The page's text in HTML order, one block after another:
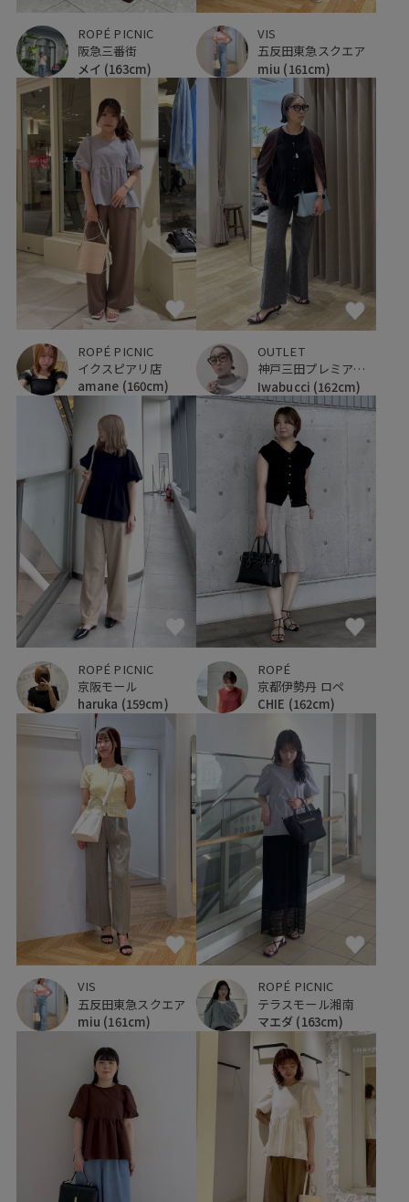
ROPÉ PICNIC
阪急三番街
メイ (163cm)
VIS
五反田東急スクエア
miu (161cm)
ROPÉ PICNIC
イクスピアリ店
amane (160cm)
OUTLET
神戸三田プレミアム・アウトレット
Iwabucci (162cm)
ROPÉ PICNIC
京阪モール
haruka (159cm)
ROPÉ
京都伊勢丹 ロペ
CHIE (162cm)
VIS
五反田東急スクエア
miu (161cm)
ROPÉ PICNIC
テラスモール湘南
マエダ (163cm)